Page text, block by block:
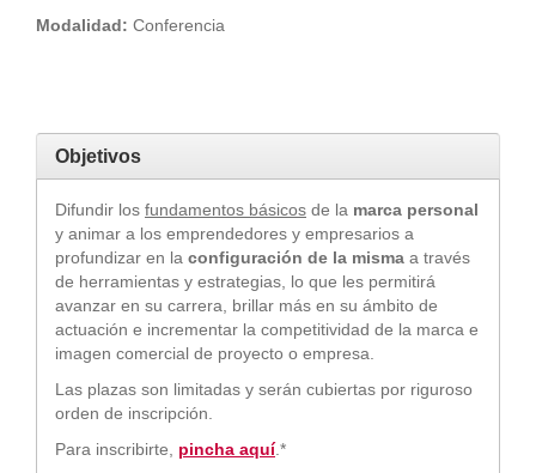
Modalidad: Conferencia
Objetivos
Difundir los fundamentos básicos de la marca personal
y animar a los emprendedores y empresarios a
profundizar en la configuración de la misma a través
de herramientas y estrategias, lo que les permitirá
avanzar en su carrera, brillar más en su ámbito de
actuación e incrementar la competitividad de la marca e
imagen comercial de proyecto o empresa.
Las plazas son limitadas y serán cubiertas por riguroso
orden de inscripción.
Para inscribirte, pincha aquí.*